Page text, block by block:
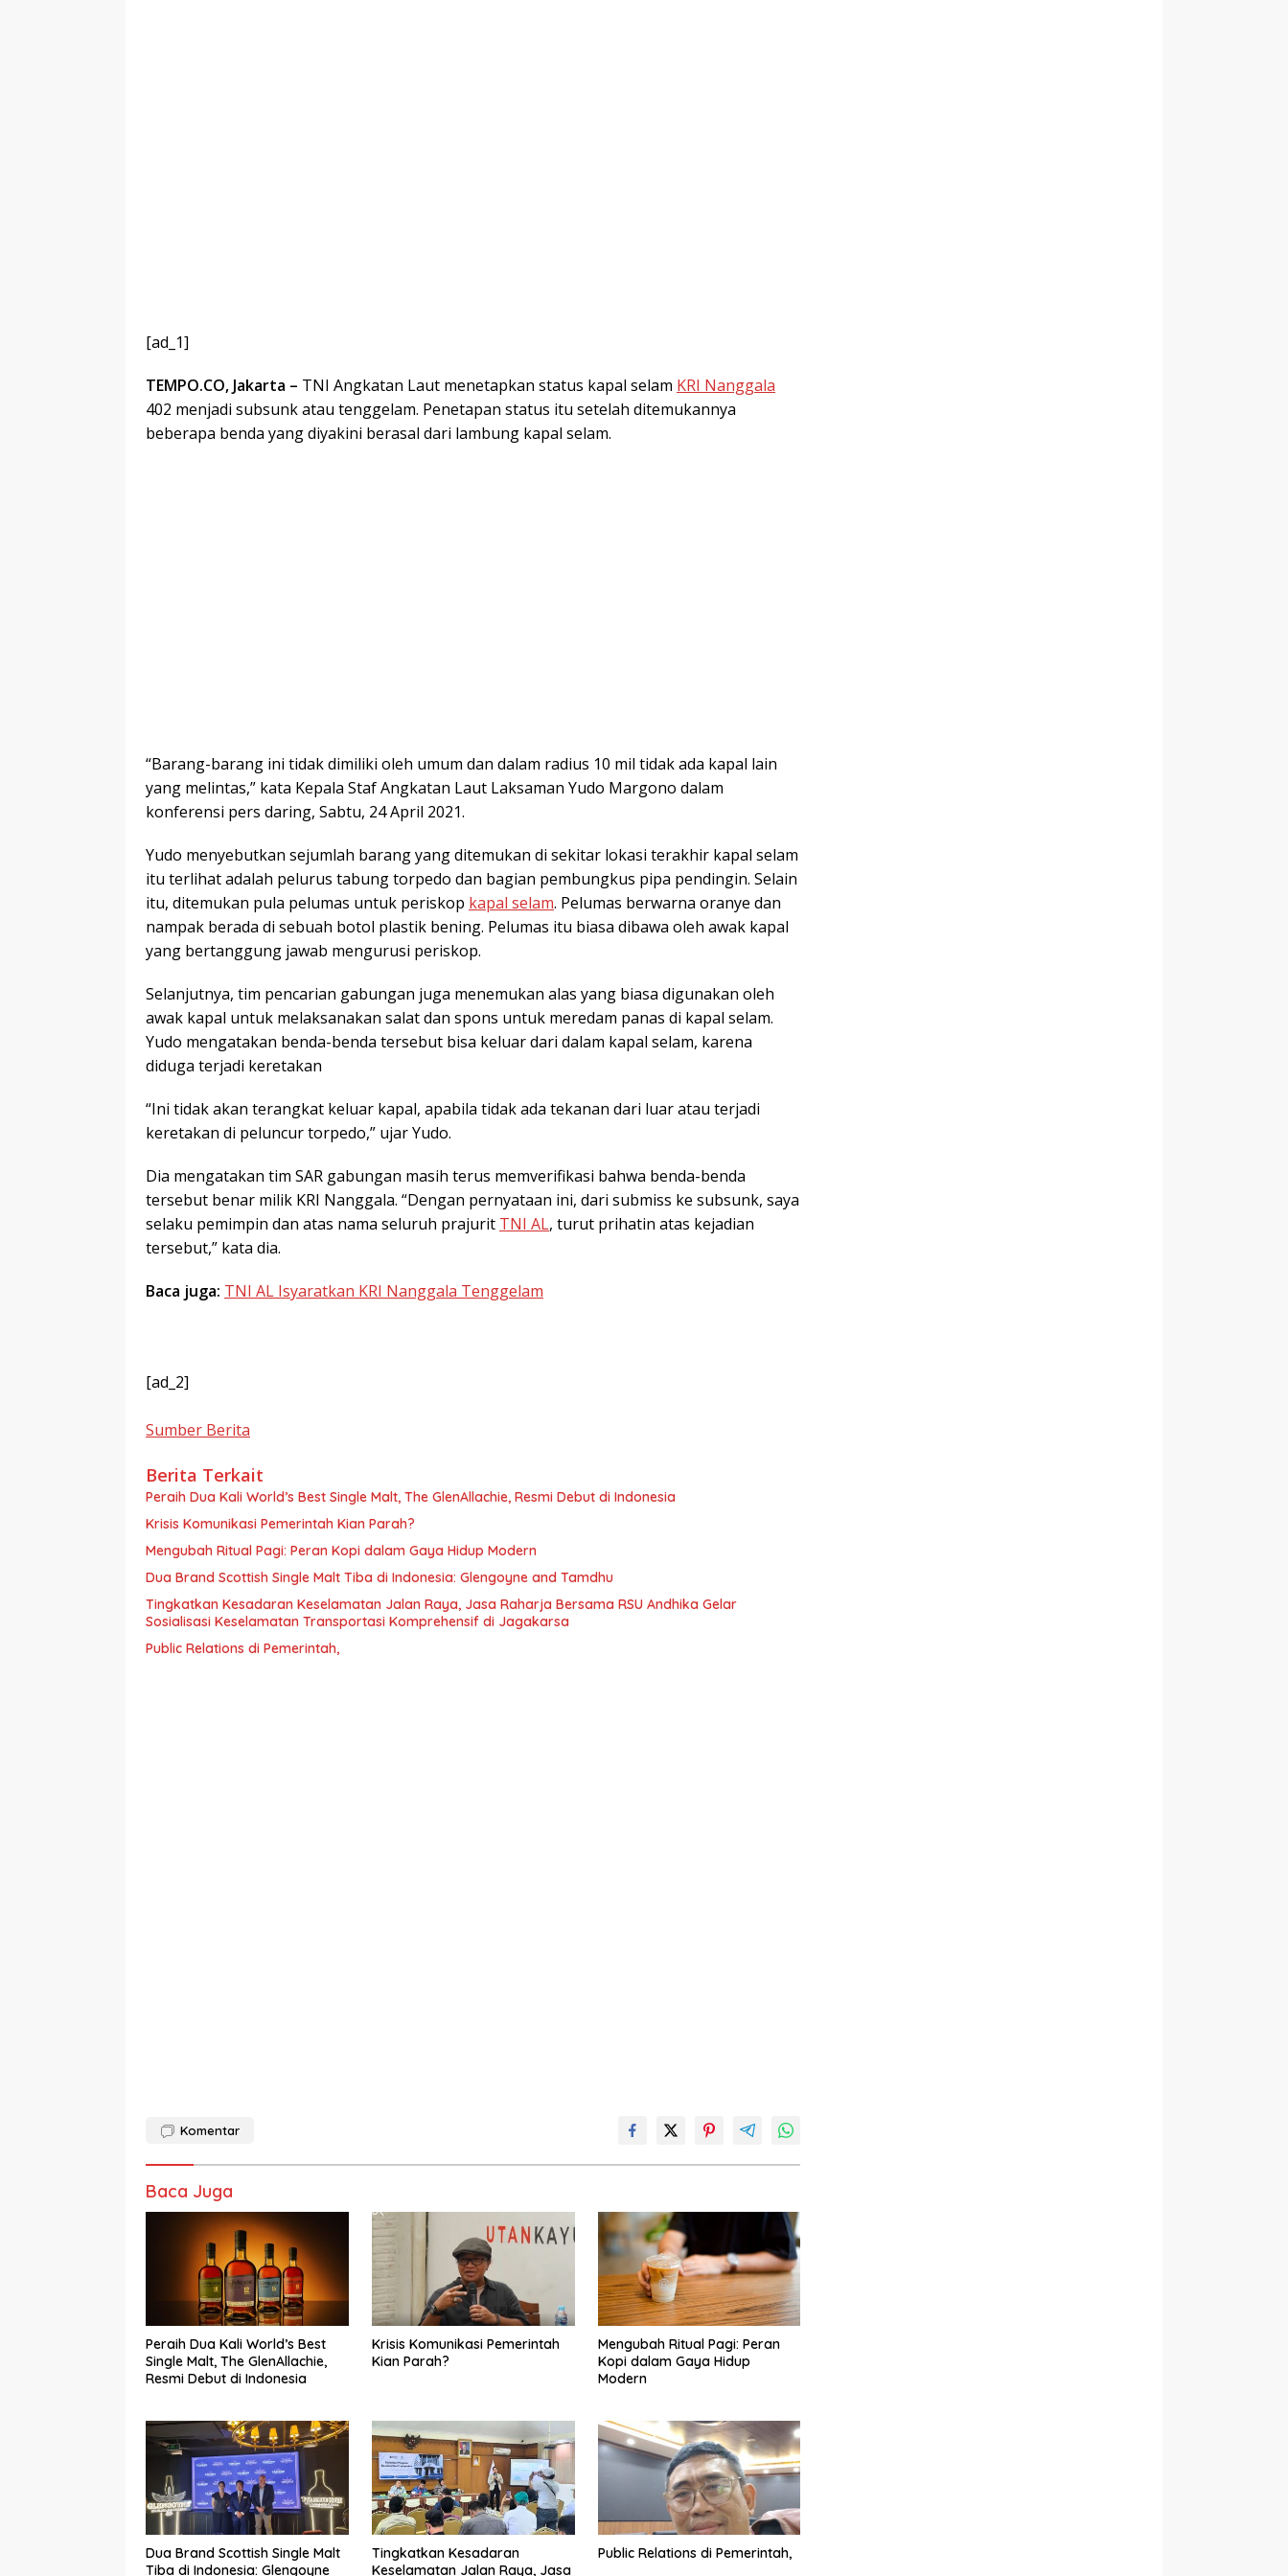
[ad_1]
TEMPO.CO, Jakarta – TNI Angkatan Laut menetapkan status kapal selam KRI Nanggala
402 menjadi subsunk atau tenggelam. Penetapan status itu setelah ditemukannya
beberapa benda yang diyakini berasal dari lambung kapal selam.
“Barang-barang ini tidak dimiliki oleh umum dan dalam radius 10 mil tidak ada kapal lain
yang melintas,” kata Kepala Staf Angkatan Laut Laksaman Yudo Margono dalam
konferensi pers daring, Sabtu, 24 April 2021.
Yudo menyebutkan sejumlah barang yang ditemukan di sekitar lokasi terakhir kapal selam
itu terlihat adalah pelurus tabung torpedo dan bagian pembungkus pipa pendingin. Selain
itu, ditemukan pula pelumas untuk periskop kapal selam. Pelumas berwarna oranye dan
nampak berada di sebuah botol plastik bening. Pelumas itu biasa dibawa oleh awak kapal
yang bertanggung jawab mengurusi periskop.
Selanjutnya, tim pencarian gabungan juga menemukan alas yang biasa digunakan oleh
awak kapal untuk melaksanakan salat dan spons untuk meredam panas di kapal selam.
Yudo mengatakan benda-benda tersebut bisa keluar dari dalam kapal selam, karena
diduga terjadi keretakan
“Ini tidak akan terangkat keluar kapal, apabila tidak ada tekanan dari luar atau terjadi
keretakan di peluncur torpedo,” ujar Yudo.
Dia mengatakan tim SAR gabungan masih terus memverifikasi bahwa benda-benda
tersebut benar milik KRI Nanggala. “Dengan pernyataan ini, dari submiss ke subsunk, saya
selaku pemimpin dan atas nama seluruh prajurit TNI AL, turut prihatin atas kejadian
tersebut,” kata dia.
Baca juga: TNI AL Isyaratkan KRI Nanggala Tenggelam
[ad_2]
Sumber Berita
Berita Terkait
Peraih Dua Kali World’s Best Single Malt, The GlenAllachie, Resmi Debut di Indonesia
Krisis Komunikasi Pemerintah Kian Parah?
Mengubah Ritual Pagi: Peran Kopi dalam Gaya Hidup Modern
Dua Brand Scottish Single Malt Tiba di Indonesia: Glengoyne and Tamdhu
Tingkatkan Kesadaran Keselamatan Jalan Raya, Jasa Raharja Bersama RSU Andhika Gelar
Sosialisasi Keselamatan Transportasi Komprehensif di Jagakarsa
Public Relations di Pemerintah,
Komentar
Baca Juga
Peraih Dua Kali World’s Best
Single Malt, The GlenAllachie,
Resmi Debut di Indonesia
Krisis Komunikasi Pemerintah
Kian Parah?
Mengubah Ritual Pagi: Peran
Kopi dalam Gaya Hidup
Modern
Dua Brand Scottish Single Malt
Tiba di Indonesia: Glengoyne
Tingkatkan Kesadaran
Keselamatan Jalan Raya, Jasa
Public Relations di Pemerintah,